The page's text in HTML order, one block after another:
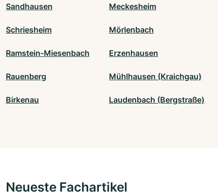
Sandhausen Meckesheim
Schriesheim Mörlenbach
Ramstein-Miesenbach Erzenhausen
Rauenberg Mühlhausen (Kraichgau)
Birkenau Laudenbach (Bergstraße)
Neueste Fachartikel